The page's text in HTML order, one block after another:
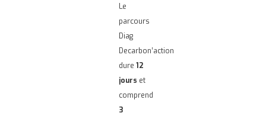
Le
parcours
Diag
Decarbon’action
dure 12
jours et
comprend
3